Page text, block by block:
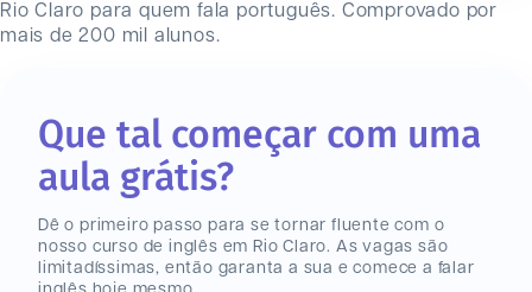
Rio Claro para quem fala português. Comprovado por
mais de 200 mil alunos.
Que tal começar com uma
aula grátis?
Dê o primeiro passo para se tornar fluente com o
nosso curso de inglês em Rio Claro. As vagas são
limitadíssimas, então garanta a sua e comece a falar